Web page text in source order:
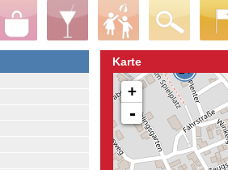
Karte
+
-